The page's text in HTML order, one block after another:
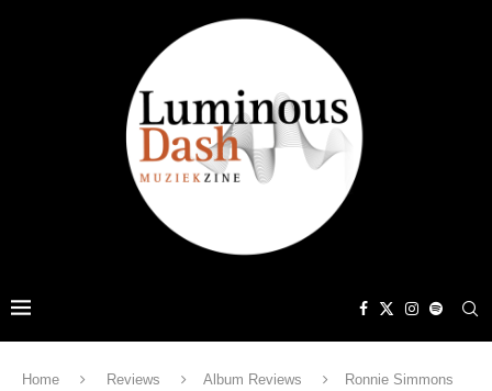
Home Reviews Album Reviews
Ronnie Simmons